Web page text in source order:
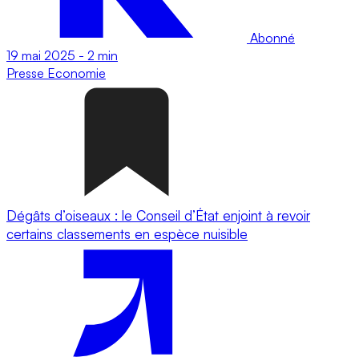
Abonné
19 mai 2025 - 2 min
Presse Economie
Dégâts d’oiseaux : le Conseil d’État enjoint à revoir
certains classements en espèce nuisible